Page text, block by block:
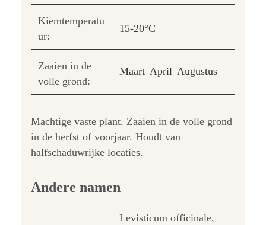
Kiemtemperatu
ur:
15-20°C
Zaaien in de
volle grond:
Maart April Augustus
Machtige vaste plant. Zaaien in de volle grond
in de herfst of voorjaar. Houdt van
halfschaduwrijke locaties.
Andere namen
Levisticum officinale,